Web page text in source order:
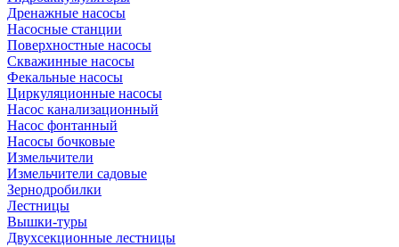
Дренажные насосы
Насосные станции
Поверхностные насосы
Скважинные насосы
Фекальные насосы
Циркуляционные насосы
Насос канализационный
Насос фонтанный
Насосы бочковые
Измельчители
Измельчители садовые
Зернодробилки
Лестницы
Вышки-туры
Двухсекционные лестницы